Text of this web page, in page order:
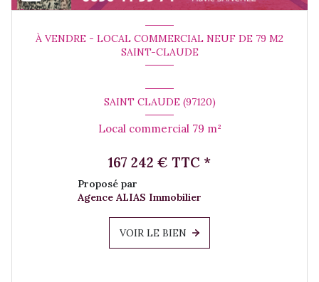
À VENDRE - LOCAL COMMERCIAL NEUF DE 79 M2
SAINT-CLAUDE
SAINT CLAUDE (97120)
Local commercial 79 m²
167 242 € TTC *
Proposé par
Agence ALIAS Immobilier
VOIR LE BIEN